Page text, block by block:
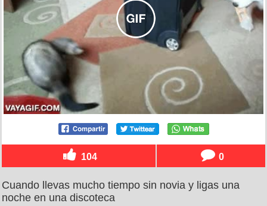
104 0
Cuando llevas mucho tiempo sin novia y ligas una
noche en una discoteca